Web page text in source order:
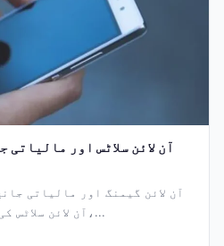
آن لائن سلاٹس اور مالیاتی
آن لائن گیمنگ اور مالیاتی
آن لائن سلاٹس کی دنیا میں قدم رکھتے ہیں،...